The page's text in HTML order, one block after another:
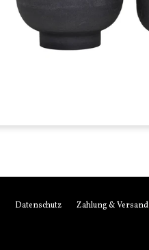
Datenschutz Zahlung & Versand